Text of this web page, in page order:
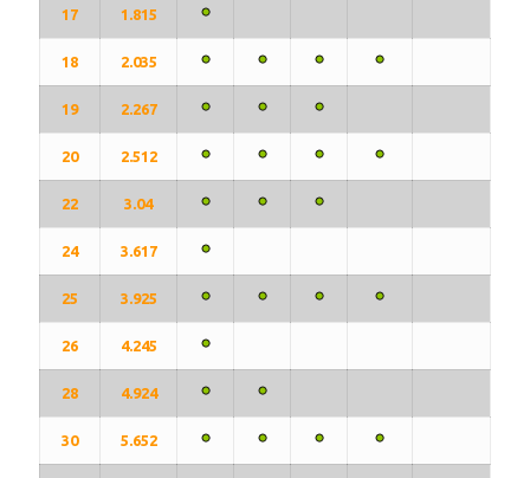
17 1.815
18 2.035
19 2.267
20 2.512
22 3.04
24 3.617
25 3.925
26 4.245
28 4.924
30 5.652